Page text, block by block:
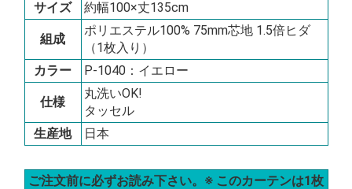
サイズ 約幅100×丈135cm
組成
ポリエステル100% 75mm芯地 1.5倍ヒダ
（1枚入り）
カラー
P-1040：イエロー
仕様
丸洗いOK!
タッセル
生産地
日本
ご注文前に必ずお読み下さい。※ このカーテンは1枚